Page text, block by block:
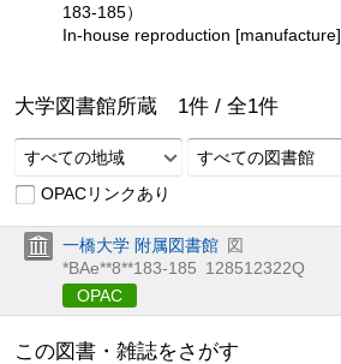
183-185）
In-house reproduction [manufacture]
大学図書館所蔵 1件 / 全1件
すべての地域
すべての図書館
OPACリンクあり
一橋大学 附属図書館 図
*BAe**8**183-185 128512322Q
OPAC
この図書・雑誌をさがす